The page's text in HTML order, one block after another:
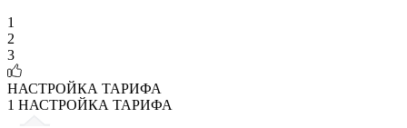
1
2
3
НАСТРОЙКА ТАРИФА
1 НАСТРОЙКА ТАРИФА